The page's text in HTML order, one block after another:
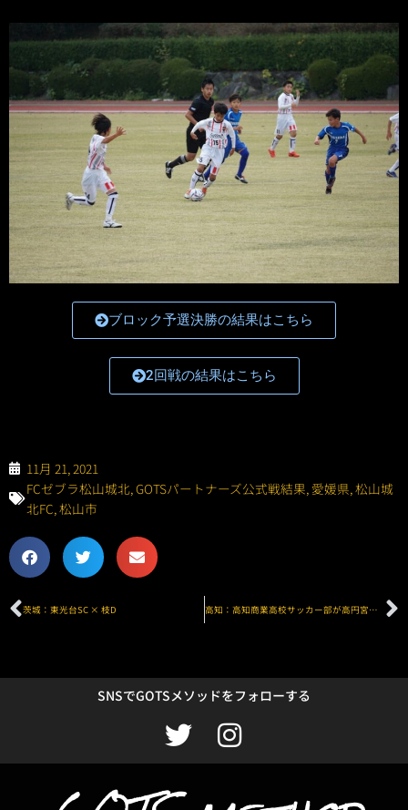
ブロック予選決勝の結果はこちら
2回戦の結果はこちら
11月 21, 2021
FCゼブラ松山城北, GOTSパートナーズ公式戦結果, 愛媛県, 松山城
北FC, 松山市
Prev
茨城：東光台SC × 枝D 高知：高知商業高校サッカー部が高円宮杯U-18高知県リーグ1部優勝！
SNSでGOTSメソッドをフォローする
T
w
i
I
n